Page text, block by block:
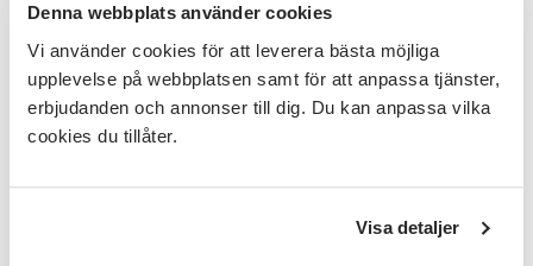
Denna webbplats använder cookies
Vi använder cookies för att leverera bästa möjliga
upplevelse på webbplatsen samt för att anpassa tjänster,
erbjudanden och annonser till dig. Du kan anpassa vilka
cookies du tillåter.
Visa detaljer
Gympaskor Fri parkering i anslutning till lokalen.
Anmälningsvillkor
Du anmäler dig till kursen och deltar kostnadsfritt
vid det första kurstillfället. Vill du inte fortsätta
annars debiteras hela kursavgiften. Du får en kallelse